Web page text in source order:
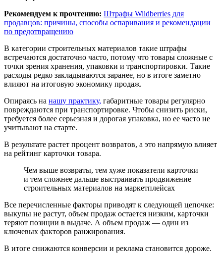
Рекомендуем к прочтению: Штрафы Wildberries для
продавцов: причины, способы оспаривания и рекомендации
по предотвращению
В категории строительных материалов такие штрафы
встречаются достаточно часто, потому что товары сложные с
точки зрения хранения, упаковки и транспортировки. Такие
расходы редко закладываются заранее, но в итоге заметно
влияют на итоговую экономику продаж.
Опираясь на нашу практику, габаритные товары регулярно
повреждаются при транспортировке. Чтобы снизить риски,
требуется более серьезная и дорогая упаковка, но ее часто не
учитывают на старте.
В результате растет процент возвратов, а это напрямую влияет
на рейтинг карточки товара.
Чем выше возвраты, тем хуже показатели карточки
и тем сложнее дальше выстраивать продвижение
строительных материалов на маркетплейсах
Все перечисленные факторы приводят к следующей цепочке:
выкупы не растут, объем продаж остается низким, карточки
теряют позиции в выдаче. А объем продаж — один из
ключевых факторов ранжирования.
В итоге снижаются конверсии и реклама становится дороже.